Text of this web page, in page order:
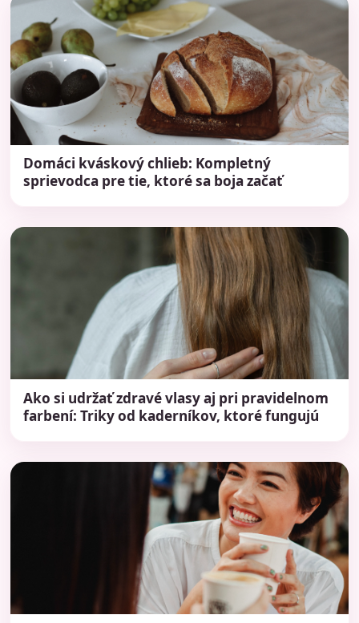
Domáci kváskový chlieb: Kompletný
sprievodca pre tie, ktoré sa boja začať
Ako si udržať zdravé vlasy aj pri pravidelnom
farbení: Triky od kaderníkov, ktoré fungujú